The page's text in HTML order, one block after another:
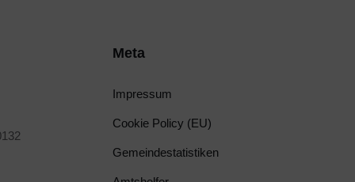
Meta
Impressum
Cookie Policy (EU)
Gemeindestatistiken